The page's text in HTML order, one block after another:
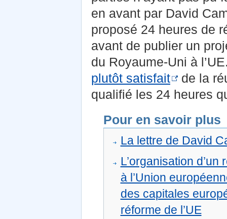
en avant par David
proposé 24 heures de
avant de publier un
du Royaume-Uni à
plutôt satisfait
de la
qualifié les 24 heures
Pour en savoir plus
La lettre de David
L’organisation
à l’Union
des capitales
réforme de l’UE